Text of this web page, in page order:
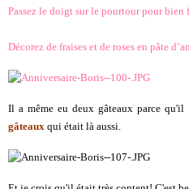
Passez le doigt sur le pourtour pour bien
Décorez de fraises et de roses en pâte
Il a même eu deux gâteaux parce qu'il
gâteaux qui était là aussi.